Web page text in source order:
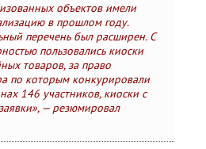
объектов имели
в прошлом году.
перечень был расширен. С
пользовались киоски
товаров, за право
по которым конкурировали
146 участников, киоски с
— резюмировал